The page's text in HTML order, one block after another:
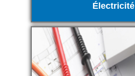
Électricité